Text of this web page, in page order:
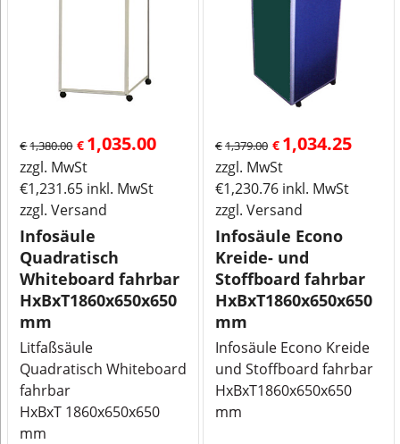
€1,380.00 € 1,035.00
zzgl. MwSt
€1,231.65 inkl. MwSt
zzgl. Versand
Infosäule
Quadratisch
Whiteboard fahrbar
HxBxT1860x650x650
mm
Litfaßsäule
Quadratisch Whiteboard
fahrbar
HxBxT 1860x650x650
mm
€1,379.00 € 1,034.25
zzgl. MwSt
€1,230.76 inkl. MwSt
zzgl. Versand
Infosäule Econo
Kreide- und
Stoffboard fahrbar
HxBxT1860x650x650
mm
Infosäule Econo Kreide
und Stoffboard fahrbar
HxBxT1860x650x650
mm